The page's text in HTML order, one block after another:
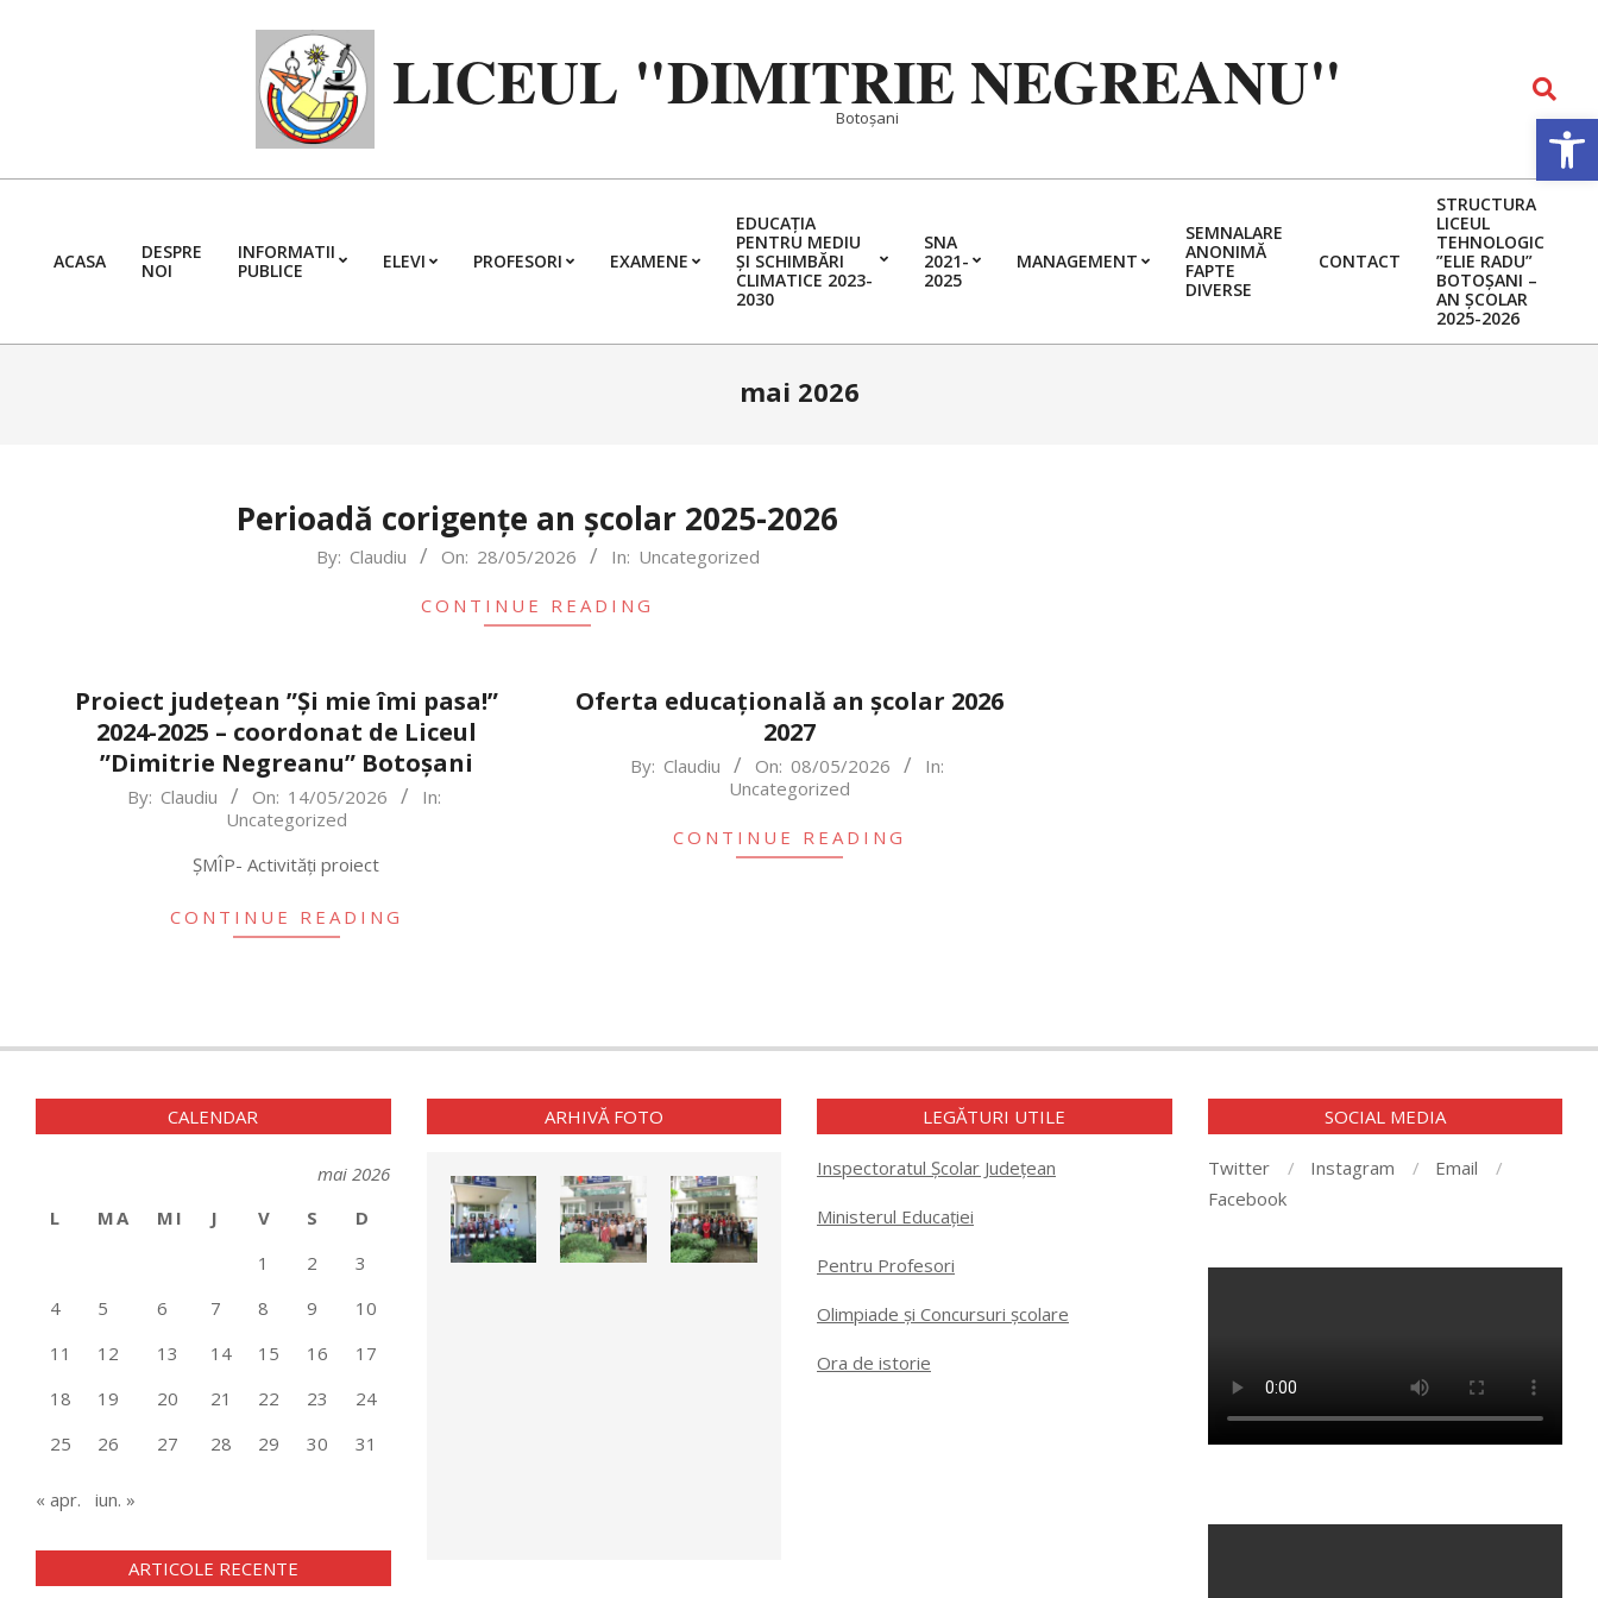
LICEUL "DIMITRIE NEGREANU"
Botoșani
Search
Primary
ACASA
DESPRE
NOI
INFORMATII
PUBLICE
ELEVI PROFESORI EXAMENE
EDUCAȚIA
PENTRU MEDIU
ȘI SCHIMBĂRI
CLIMATICE 2023-
2030
SNA
2021-
2025
MANAGEMENT
SEMNALARE
ANONIMĂ
FAPTE
DIVERSE
CONTACT
STRUCTURA
LICEUL
TEHNOLOGIC
”ELIE RADU”
BOTOȘANI –
AN ȘCOLAR
2025-2026
mai 2026
Perioadă corigențe an școlar 2025-2026
By: Claudiu On: 28/05/2026 In: Uncategorized
CONTINUE READING
Proiect județean ”Și mie îmi pasa!”
2024-2025 – coordonat de Liceul
”Dimitrie Negreanu” Botoșani
By: Claudiu On: 14/05/2026
In:
Uncategorized
ȘMÎP- Activități proiect
CONTINUE READING
Oferta educațională an școlar 2026
2027
By: Claudiu On: 08/05/2026
In:
Uncategorized
CONTINUE READING
CALENDAR
mai 2026
L
MA MI J V S
D
1
2
3
4
5 6 7 8 9
10
11
12 13 14 15 16
17
18
19 20 21 22 23
24
25
26 27 28 29 30 31
« apr. iun. »
ARTICOLE RECENTE
ARHIVĂ FOTO LEGĂTURI UTILE
Inspectoratul Școlar Județean
Ministerul Educației
Pentru Profesori
Olimpiade și Concursuri școlare
Ora de istorie
SOCIAL MEDIA
Twitter Instagram
Email
Facebook